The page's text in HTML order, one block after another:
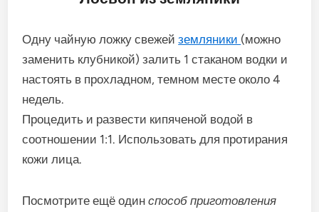
Одну чайную ложку свежейземляники (можно
заменить клубникой) залить 1 стаканом водки и
настоять в прохладном, темном месте около 4
недель.
Процедить и развести кипяченой водой в
соотношении 1:1. Использовать для протирания
кожи лица.
Посмотрите ещё один способ приготовления